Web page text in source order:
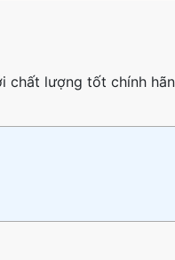
chất lượng tốt chính